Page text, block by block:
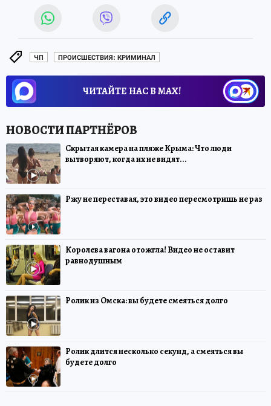
ЧП ПРОИСШЕСТВИЯ: КРИМИНАЛ
ЧИТАЙТЕ НАС В МАХ!
Скрытая камера на пляже Крыма: Что люди
вытворяют, когда их не видят...
Ржу не переставая, это видео пересмотришь не раз
Королева вагона отожгла! Видео не оставит
равнодушным
Ролик из Омска: вы будете смеяться долго
Ролик длится несколько секунд, а смеяться вы
будете долго